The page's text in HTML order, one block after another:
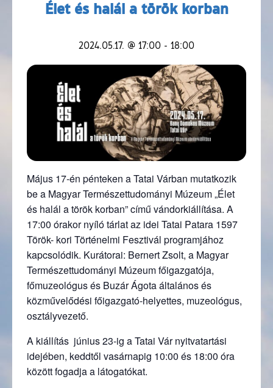
Élet és halál a török korban
2024.05.17. @ 17:00 - 18:00
Május 17-én pénteken a Tatai Várban mutatkozik
be a Magyar Természettudományi Múzeum „Élet
és halál a török korban” című vándorkiállítása. A
17:00 órakor nyíló tárlat az idei Tatai Patara 1597
Török- kori Történelmi Fesztivál programjához
kapcsolódik. Kurátorai: Bernert Zsolt, a Magyar
Természettudományi Múzeum főigazgatója,
főmuzeológus és Buzár Ágota általános és
közművelődési főigazgató-helyettes, muzeológus,
osztályvezető.
A kiállítás június 23-ig a Tatai Vár nyitvatartási
idejében, keddtől vasárnapig 10:00 és 18:00 óra
között fogadja a látogatókat.